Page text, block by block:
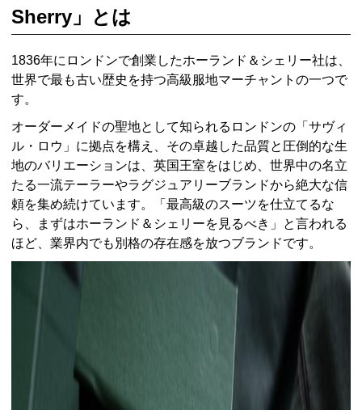
Sherry」とは
1836年にロンドンで創業したホーランド＆シェリー社は、
世界で最も古い歴史を持つ高級服地マーチャントの一つで
す。
オーダーメイドの聖地として知られるロンドンの「サヴィ
ル・ロウ」に拠点を構え、その卓越した品質と圧倒的な生
地のバリエーションは、英国王室をはじめ、世界中の名立
たる一流テーラーやラグジュアリーブランドから絶大な信
頼を集め続けています。「最高級のスーツを仕立てるな
ら、まずはホーランド＆シェリーを見るべき」と言われる
ほど、業界内でも別格の存在感を放つブランドです。